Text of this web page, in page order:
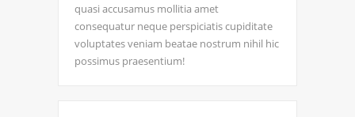
quasi accusamus mollitia amet
consequatur neque perspiciatis cupiditate
voluptates veniam beatae nostrum nihil hic
possimus praesentium!